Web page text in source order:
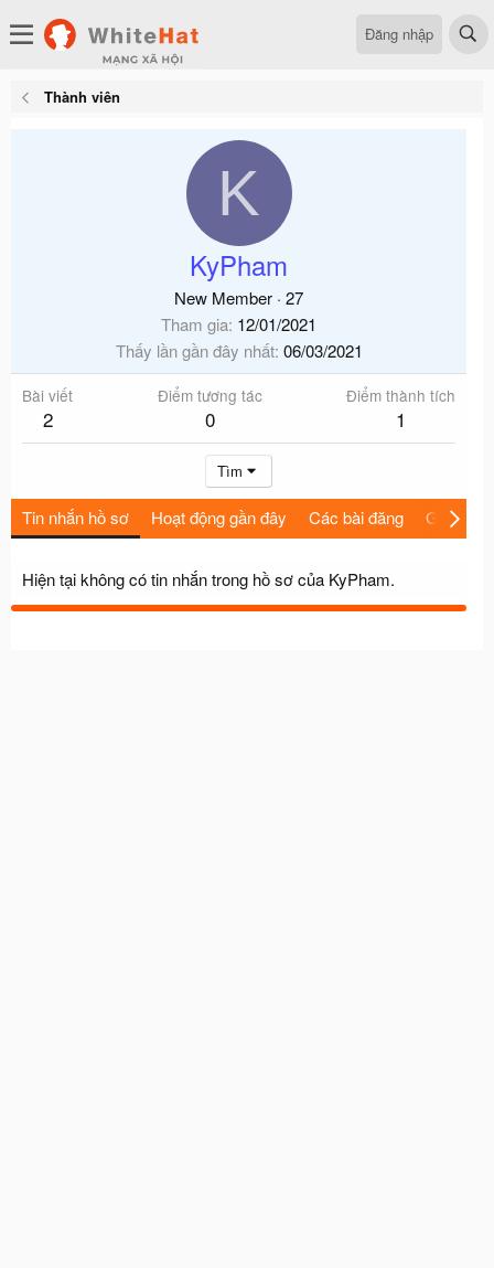
Đăng nhập
Thành viên
K
KyPham
New Member · 27
Tham gia 12/01/2021
Thấy lần gần đây nhất 06/03/2021
Bài viết
2
Điểm tương tác
0
Điểm thành tích
1
Tìm
Tin nhắn hồ sơ Hoạt động gần đây Các bài đăng Giới thiệu
Hiện tại không có tin nhắn trong hồ sơ của KyPham.